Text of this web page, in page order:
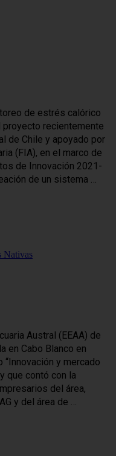
de estrés calórico
proyecto recientemente
de Chile y apoyado por
(FIA), en el marco de
de Innovación 2021-
de un sistema …
Nativas
Austral (EEAA) de
en Cabo Blanco en
y mercado
que contó con la
del área,
y del área de …